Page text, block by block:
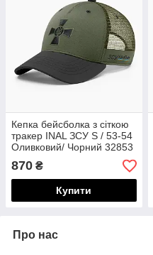
Кепка бейсболка з сіткою
тракер INAL ЗСУ S / 53-54
Оливковий/ Чорний 32853
870 ₴
Купити
Про нас